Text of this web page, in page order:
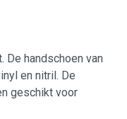
De handschoen van
en nitril. De
geschikt voor